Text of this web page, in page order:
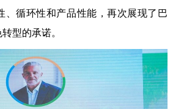
、循环性和产品性能，再次展现了巴
型的承诺。